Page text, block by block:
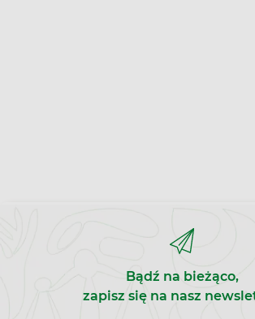
Bądź na bieżąco,
zapisz się na nasz